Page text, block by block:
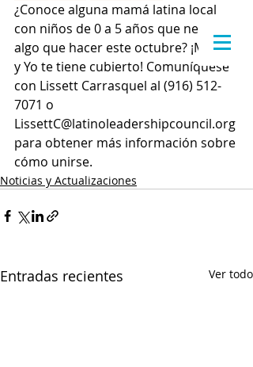
¿Conoce alguna mamá latina local
con niños de 0 a 5 años que necesite
algo que hacer este octubre? ¡Mami
y Yo te tiene cubierto! Comuníquese
con Lissett Carrasquel al (916) 512-
7071 o
LissettC@latinoleadershipcouncil.org
para obtener más información sobre
cómo unirse.
Noticias y Actualizaciones
Entradas recientes Ver todo